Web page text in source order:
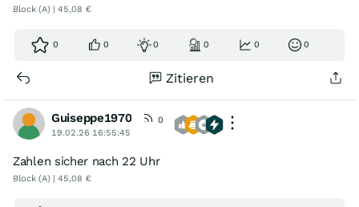
Block (A) | 45,08 €
0 0 0 0 0 0
Zitieren
Guiseppe1970
0
19.02.26 16:55:45
Zahlen sicher nach 22 Uhr
Block (A) | 45,08 €